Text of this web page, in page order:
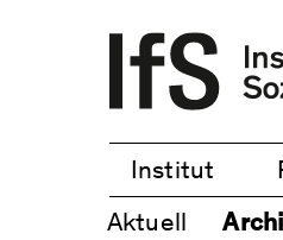
Institut
Aktuell